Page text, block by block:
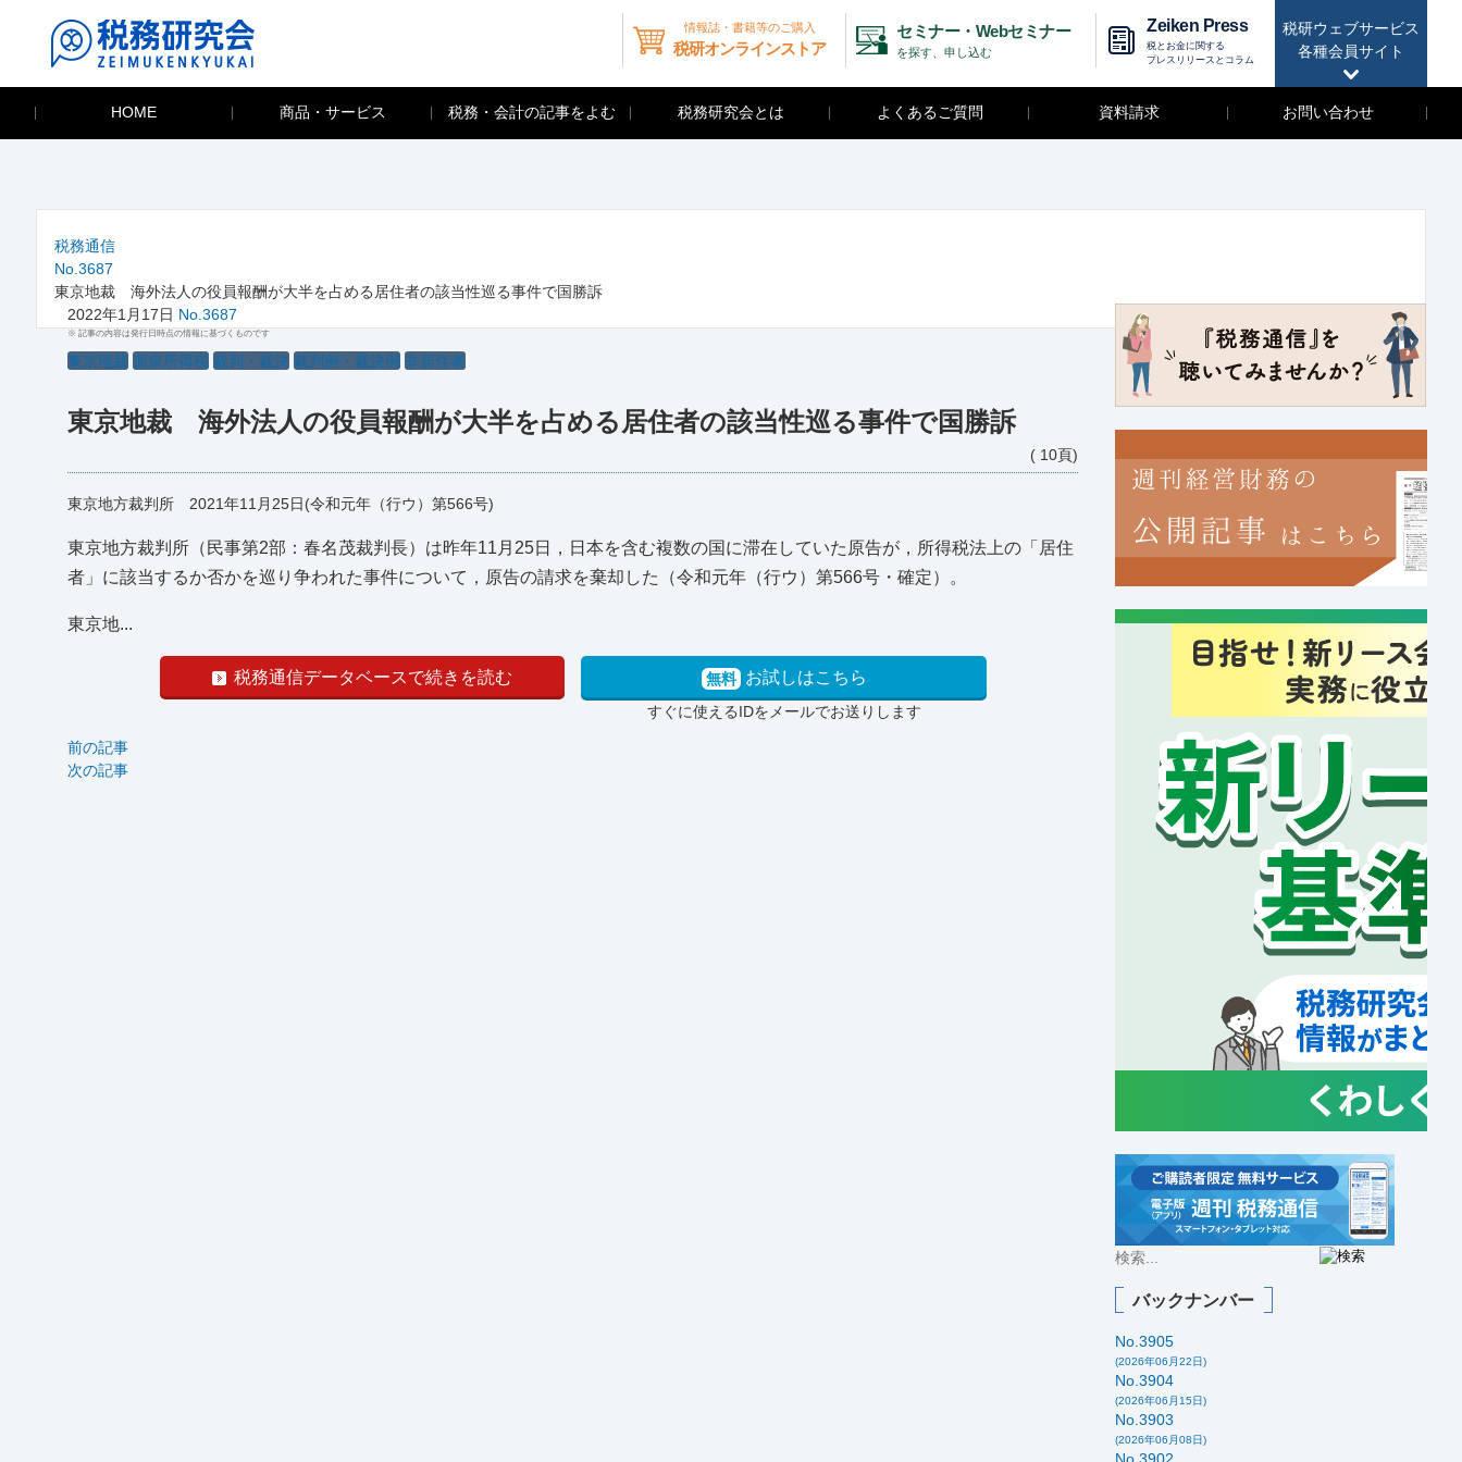
税研ウェブサービス
各種会員サイト
情報誌・書籍等のご購入
税研オンラインストア
セミナー・Webセミナー
を探す、申し込む
Zeiken Press
税とお金に関する
プレスリリースとコラム
HOME 商品・サービス 税務・会計の記事をよむ 税務研究会とは よくあるご質問 資料請求 お問い合わせ
税務通信
No.3687
東京地裁 海外法人の役員報酬が大半を占める居住者の該当性巡る事件で国勝訴
2022年1月17日 No.3687
※ 記事の内容は発行日時点の情報に基づくものです
東京地裁 源泉所得税 裁判・裁決 裁判例・裁決例 非居住者
東京地裁 海外法人の役員報酬が大半を占める居住者の該当性巡る事件で国勝訴
( 10頁)
東京地方裁判所 2021年11月25日(令和元年（行ウ）第566号)
東京地方裁判所（民事第2部：春名茂裁判長）は昨年11月25日，日本を含む複数の国に滞在していた原告が，所得税法上の「居住
者」に該当するか否かを巡り争われた事件について，原告の請求を棄却した（令和元年（行ウ）第566号・確定）。
東京地...
税務通信データベースで続きを読む 無料 お試しはこちら
すぐに使えるIDをメールでお送りします
前の記事
次の記事
バックナンバー
No.3905
(2026年06月22日)
No.3904
(2026年06月15日)
No.3903
(2026年06月08日)